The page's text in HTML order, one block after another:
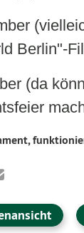
Berlin"-
(da